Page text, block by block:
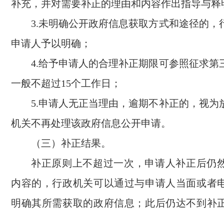
补充，并对需要补正的理由和内容作出指导与释
3.未明确公开政府信息获取方式和途径的，
申请人予以明确；
4.给予申请人的合理补正期限可参照征求第
一般不超过15个工作日；
5.申请人无正当理由，逾期不补正的，视为
机关不再处理该政府信息公开申请。
（三）补正结果。
补正原则上不超过一次，申请人补正后仍
内容的，行政机关可以通过与申请人当面或者
明确其所需获取的政府信息；此后仍达不到补